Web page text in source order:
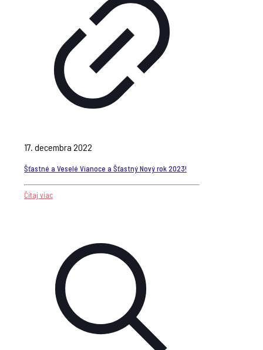
17. decembra 2022
Šťastné a Veselé Vianoce a Šťastný Nový rok 2023!
Čítaj viac